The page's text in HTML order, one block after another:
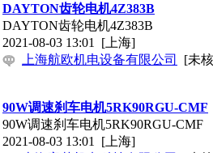
DAYTON齿轮电机4Z383B
DAYTON齿轮电机4Z383B
2021-08-03 13:01 [上海]
上海航欧机电设备有限公司
[未
90W调速刹车电机5RK90RGU-CMF
90W调速刹车电机5RK90RGU-CMF
2021-08-03 13:01 [上海]